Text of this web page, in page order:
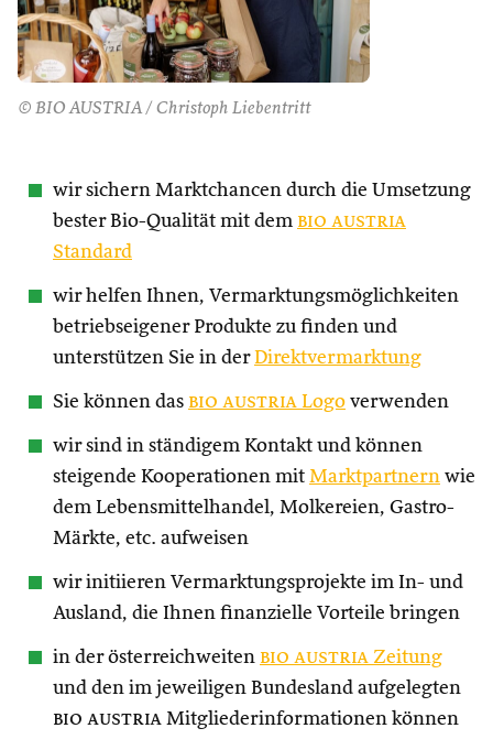
© BIO AUSTRIA / Christoph Liebentritt
wir sichern Marktchancen durch die Umsetzung
bester Bio-Qualität mit dem bio austria
Standard
wir helfen Ihnen, Vermarktungsmöglichkeiten
betriebseigener Produkte zu finden und
unterstützen Sie in derDirektvermarktung
Sie können das bio austria Logo verwenden
wir sind in ständigem Kontakt und können
steigende Kooperationen mit Marktpartnern wie
dem Lebensmittelhandel, Molkereien, Gastro-
Märkte, etc. aufweisen
wir initiieren Vermarktungsprojekte im In- und
Ausland, die Ihnen finanzielle Vorteile bringen
in der österreichweiten bio austria Zeitung
und den im jeweiligen Bundesland aufgelegten
bio austria Mitgliederinformationen können